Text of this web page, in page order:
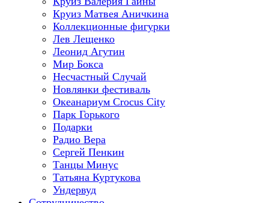
Круиз Матвея Аничкина
Коллекционные фигурки
Лев Лещенко
Леонид Агутин
Мир Бокса
Несчастный Случай
Новлянки фестиваль
Океанариум Crocus City
Парк Горького
Подарки
Радио Вера
Сергей Пенкин
Танцы Минус
Татьяна Куртукова
Ундервуд